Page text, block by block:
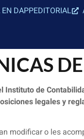
EN DAPPEDITORIAL
Instituto de
legales y
modificar o les